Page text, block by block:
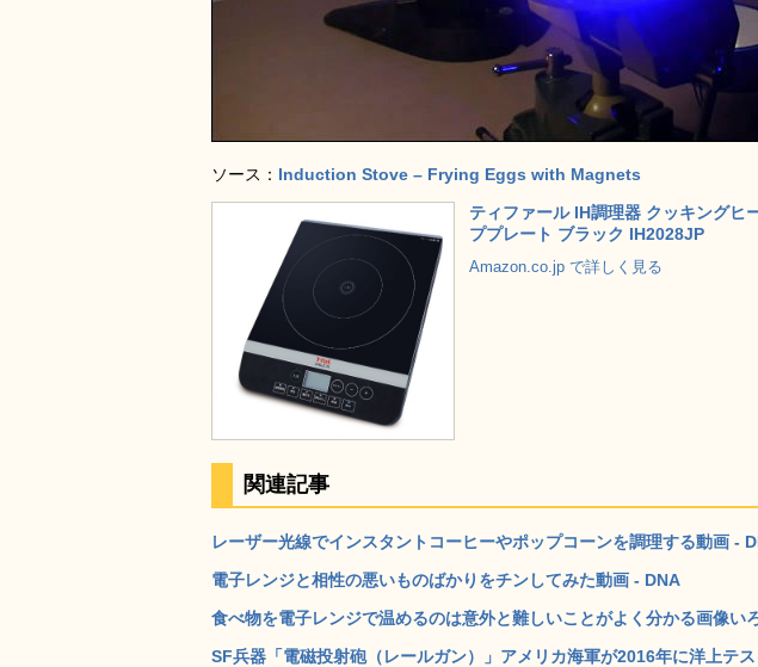
ソース： Induction Stove – Frying Eggs with Magnets
ティファール IH調理器 クッキングヒ
ププレート ブラック IH2028JP
Amazon.co.jp で詳しく見る
関連記事
レーザー光線でインスタントコーヒーやポップコーンを調理する動画 -
電子レンジと相性の悪いものばかりをチンしてみた動画 - DNA
食べ物を電子レンジで温めるのは意外と難しいことがよく分かる画像い
SF兵器「電磁投射砲（レールガン）」アメリカ海軍が2016年に洋上テ